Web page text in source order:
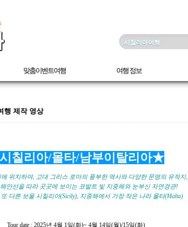
맞춤이벤트여행 여행 정보
행 제작 영상
칠리아/몰타/남부이탈리아★
위치하여, 고대 그리스 로마의 풍부한 역사와 다양한 문명의 유적지,
안선을 따라 곳곳에 보이는 코발트 빛 지중해와 눈부신 자연경관!
다른 보물 시칠리아(Sicily), 지중해에서 가장 작은 나라 몰타(Malta)
Tour date : 2025년 4월 1일(화)~ 4월 14일(월)/15일(화)